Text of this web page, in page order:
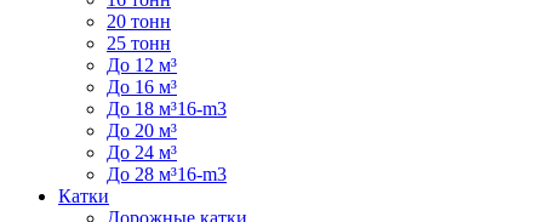
20 тонн
25 тонн
До 12 м³
До 16 м³
До 18 м³16-m3
До 20 м³
До 24 м³
До 28 м³16-m3
Катки
Дорожные катки